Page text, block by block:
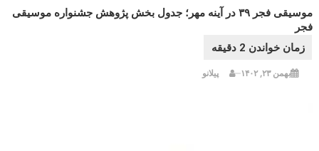
موسیقی فجر ۳۹ در آینه مهر؛ جدول بخش پژوهش جشنواره موسیقی
فجر
بهمن ۲۳, ۱۴۰۲ پیلانو